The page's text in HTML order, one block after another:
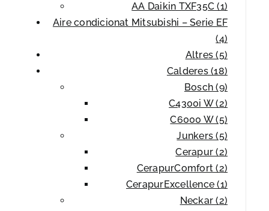
AA Daikin TXF35C (1)
Aire condicionat Mitsubishi – Serie EF
(4)
Altres (5)
Calderes (18)
Bosch (9)
C4300i W (2)
C6000 W (5)
Junkers (5)
Cerapur (2)
CerapurComfort (2)
CerapurExcellence (1)
Neckar (2)